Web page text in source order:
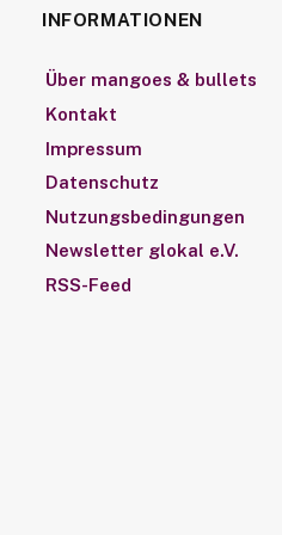
INFORMATIONEN
Über mangoes & bullets
Kontakt
Impressum
Datenschutz
Nutzungsbedingungen
Newsletter glokal e.V.
RSS-Feed